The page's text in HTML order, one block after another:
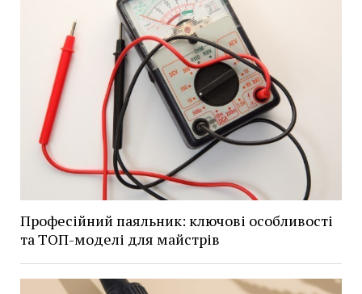
Професійний паяльник: ключові особливості
та ТОП-моделі для майстрів